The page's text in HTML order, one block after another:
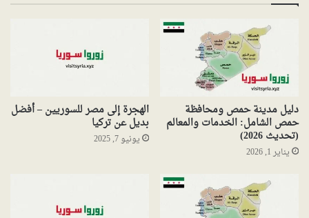
دليل مدينة حمص ومحافظة
حمص الشامل: الخدمات والمعالم
(تحديث 2026)
يناير 1, 2026
الهجرة إلى مصر للسوريين – أفضل
بديل عن تركيا
يونيو 7, 2025